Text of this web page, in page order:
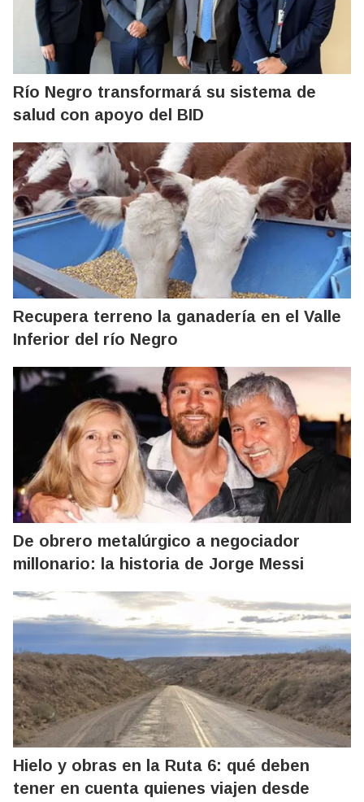
Río Negro transformará su sistema de
salud con apoyo del BID
Recupera terreno la ganadería en el Valle
Inferior del río Negro
De obrero metalúrgico a negociador
millonario: la historia de Jorge Messi
Hielo y obras en la Ruta 6: qué deben
tener en cuenta quienes viajen desde